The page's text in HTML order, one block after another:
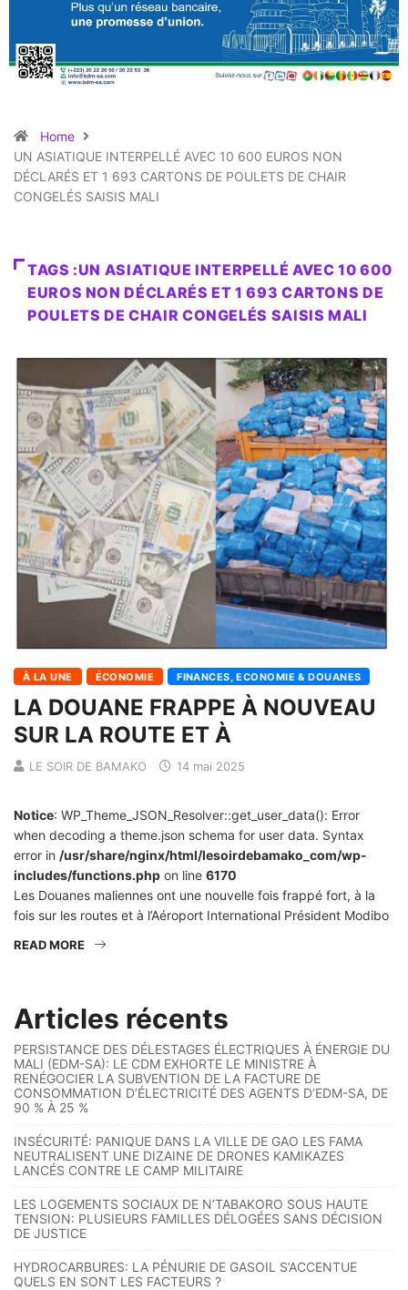
Home
UN ASIATIQUE INTERPELLÉ AVEC 10 600 EUROS NON
DÉCLARÉS ET 1 693 CARTONS DE POULETS DE CHAIR
CONGELÉS SAISIS MALI
TAGS :UN ASIATIQUE INTERPELLÉ AVEC 10 600
EUROS NON DÉCLARÉS ET 1 693 CARTONS DE
POULETS DE CHAIR CONGELÉS SAISIS MALI
À LA UNE ÉCONOMIE FINANCES, ECONOMIE & DOUANES
LA DOUANE FRAPPE À NOUVEAU
SUR LA ROUTE ET À
LE SOIR DE BAMAKO 14 mai 2025
Notice: WP_Theme_JSON_Resolver::get_user_data(): Error
when decoding a theme.json schema for user data. Syntax
error in /usr/share/nginx/html/lesoirdebamako_com/wp-
includes/functions.php on line 6170
Les Douanes maliennes ont une nouvelle fois frappé fort, à la
fois sur les routes et à l’Aéroport International Président Modibo
READ MORE
Articles récents
PERSISTANCE DES DÉLESTAGES ÉLECTRIQUES À ÉNERGIE DU
MALI (EDM-SA): LE CDM EXHORTE LE MINISTRE À
RENÉGOCIER LA SUBVENTION DE LA FACTURE DE
CONSOMMATION D’ÉLECTRICITÉ DES AGENTS D’EDM-SA, DE
90 % À 25 %
INSÉCURITÉ: PANIQUE DANS LA VILLE DE GAO LES FAMA
NEUTRALISENT UNE DIZAINE DE DRONES KAMIKAZES
LANCÉS CONTRE LE CAMP MILITAIRE
LES LOGEMENTS SOCIAUX DE N’TABAKORO SOUS HAUTE
TENSION: PLUSIEURS FAMILLES DÉLOGÉES SANS DÉCISION
DE JUSTICE
HYDROCARBURES: LA PÉNURIE DE GASOIL S’ACCENTUE
QUELS EN SONT LES FACTEURS ?